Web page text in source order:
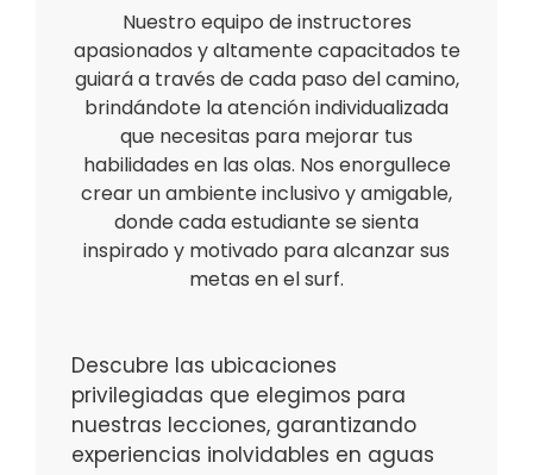
Nuestro equipo de instructores
apasionados y altamente capacitados te
guiará a través de cada paso del camino,
brindándote la atención individualizada
que necesitas para mejorar tus
habilidades en las olas. Nos enorgullece
crear un ambiente inclusivo y amigable,
donde cada estudiante se sienta
inspirado y motivado para alcanzar sus
metas en el surf.
Descubre las ubicaciones
privilegiadas que elegimos para
nuestras lecciones, garantizando
experiencias inolvidables en aguas